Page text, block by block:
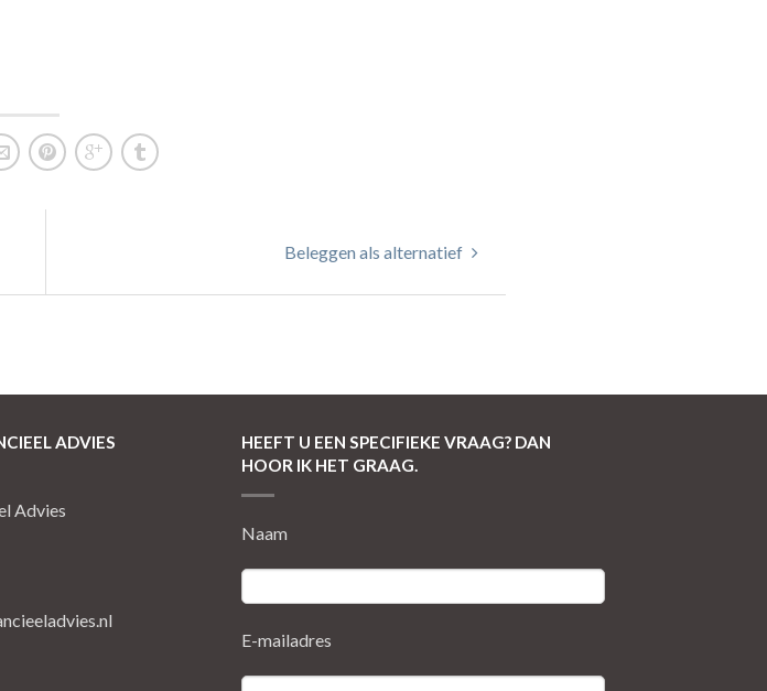
Beleggen als alternatief
ADVIES
Advies
HEEFT U EEN SPECIFIEKE VRAAG? DAN
HOOR IK HET GRAAG.
Naam
E-mailadres